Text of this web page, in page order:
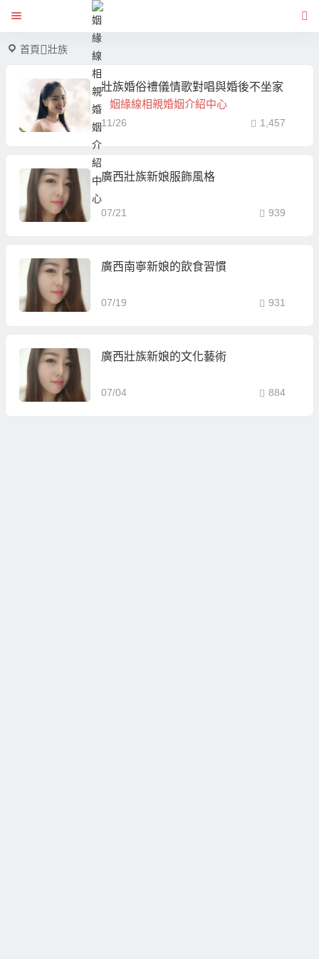
姻緣線相親婚姻介紹中心
首頁 壯族
壯族婚俗禮儀情歌對唱與婚後不坐家
11/26 1,457
廣西壯族新娘服飾風格
07/21 939
廣西南寧新娘的飲食習慣
07/19 931
廣西壯族新娘的文化藝術
07/04 884